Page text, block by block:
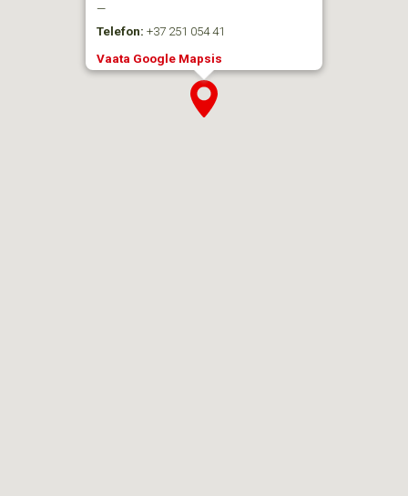
—
Telefon: +37 251 054 41
Vaata Google Mapsis